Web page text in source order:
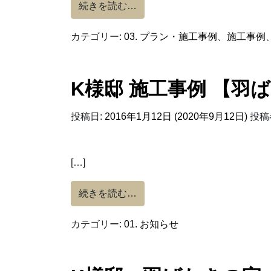
続きを読む…
カテゴリー: 03. プラン・施工事例 、 施工事例
K様邸 施工事例 【羽
投稿日: 2016年1月12日 (2020年9月12日) 投稿
[…]
続きを読む…
カテゴリー: 01. お知らせ